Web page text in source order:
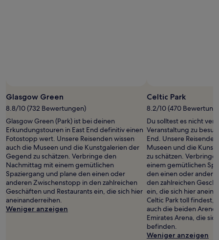
Foto
von
Angela
Newlands
Glasgow Green
8.8/10 (732 Bewertungen)
Glasgow Green (Park) ist bei deinen
Erkundungstouren in East End definitiv einen
Fotostopp wert. Unsere Reisenden wissen
auch die Museen und die Kunstgalerien der
Gegend zu schätzen. Verbringe den
Nachmittag mit einem gemütlichen
Spaziergang und plane den einen oder
anderen Zwischenstopp in den zahlreichen
Geschäften und Restaurants ein, die sich hier
aneinanderreihen.
Weniger anzeigen
Celtic Park
8.2/10 (470
Du solltest es nicht
Veranstaltung zu
End. Unsere
Museen und die
zu schätzen.
einem gemütlichen
den einen oder
den zahlreichen
ein, die sich hier
Celtic Park toll findest,
auch die beiden
Emirates Arena, die
befinden.
Weniger anzeigen